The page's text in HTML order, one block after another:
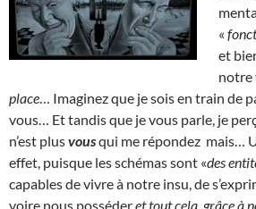
«
et
notre
place … Imaginez que je sois en train de
vous… Et tandis que je vous parle, je
n’est plusvousqui me répondez mais…
effet, puisque les schémas sont «des
capables de vivre à notre insu, de
voire nous posséderet tout cela, grâce à